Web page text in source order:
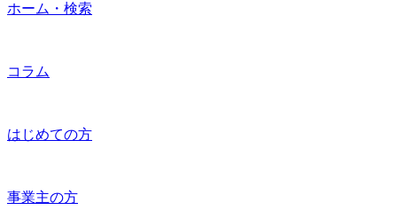
ホーム・検索
コラム
はじめての方
事業主の方